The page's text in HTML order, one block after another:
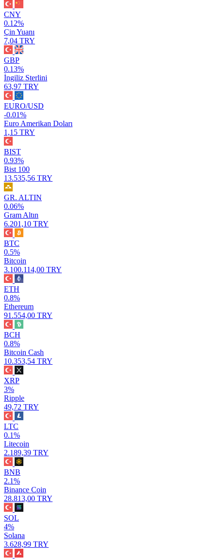
CNY
0.12%
Çin Yuanı
7,04 TRY
GBP
0.13%
İngiliz Sterlini
63,97 TRY
EURO/USD
-0.01%
Euro Amerikan Doları
1,15 TRY
BIST
0.93%
Bist 100
13.535,56 TRY
GR. ALTIN
0.06%
Gram Altın
6.201,10 TRY
BTC
0.5%
Bitcoin
3.100.114,00 TRY
ETH
0.8%
Ethereum
91.554,00 TRY
BCH
0.8%
Bitcoin Cash
10.353,54 TRY
XRP
3%
Ripple
49,72 TRY
LTC
0.1%
Litecoin
2.189,39 TRY
BNB
2.1%
Binance Coin
28.813,00 TRY
SOL
4%
Solana
3.628,99 TRY